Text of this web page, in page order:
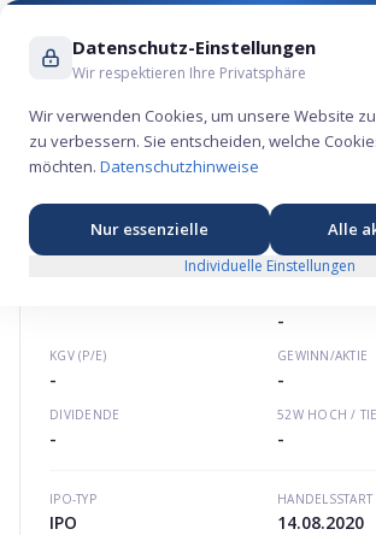
Suche ...
CureVac Aktie – Gesundheits-
-
KGV (P/E)
-
GEWINN/AKTIE
-
DIVIDENDE
-
52W HOCH /
-
IPO-TYP
IPO
HANDELSSTART
14.08.2020
Datenschutz-Einstellungen
Wir respektieren Ihre Privatsphäre
Wir verwenden Cookies, um unsere Website
zu verbessern. Sie entscheiden, welche
möchten. Datenschutzhinweise
Nur essenzielle Alle
Individuelle Einstellungen